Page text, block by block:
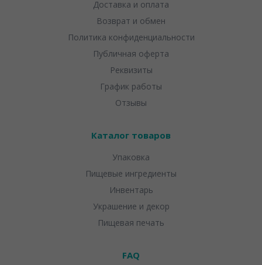
Доставка и оплата
Возврат и обмен
Политика конфиденциальности
Публичная оферта
Реквизиты
График работы
Отзывы
Каталог товаров
Упаковка
Пищевые ингредиенты
Инвентарь
Украшение и декор
Пищевая печать
FAQ